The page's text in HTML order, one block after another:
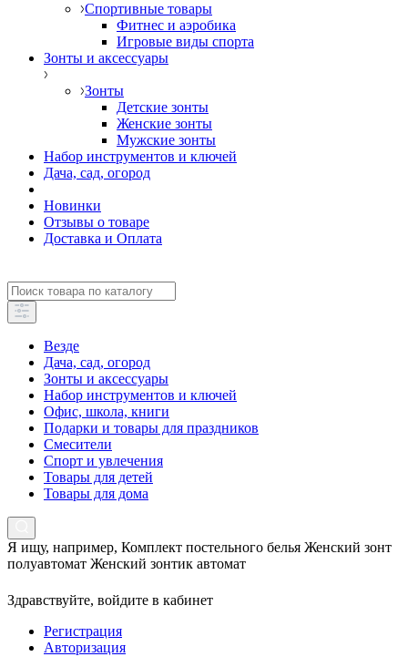
Спортивные товары
Фитнес и аэробика
Игровые виды спорта
Зонты и аксессуары
Зонты
Детские зонты
Женские зонты
Мужские зонты
Набор инструментов и ключей
Дача, сад, огород
Новинки
Отзывы о товаре
Доставка и Оплата
Везде
Дача, сад, огород
Зонты и аксессуары
Набор инструментов и ключей
Офис, школа, книги
Подарки и товары для праздников
Смесители
Спорт и увлечения
Товары для детей
Товары для дома
Я ищу, например, Комплект постельного белья Женский зонт
полуавтомат Женский зонтик автомат
Здравствуйте, войдите в кабинет
Регистрация
Авторизация